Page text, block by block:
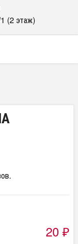
(2 этаж)
20 ₽